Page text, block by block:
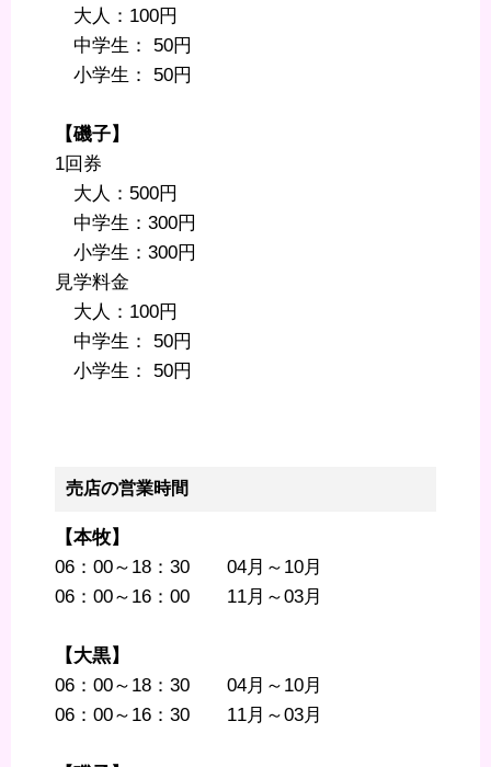
大人：100円
中学生： 50円
小学生： 50円
【磯子】
1回券
大人：500円
中学生：300円
小学生：300円
見学料金
大人：100円
中学生： 50円
小学生： 50円
売店の営業時間
【本牧】
06：00～18：30 04月～10月
06：00～16：00 11月～03月
【大黒】
06：00～18：30 04月～10月
06：00～16：30 11月～03月